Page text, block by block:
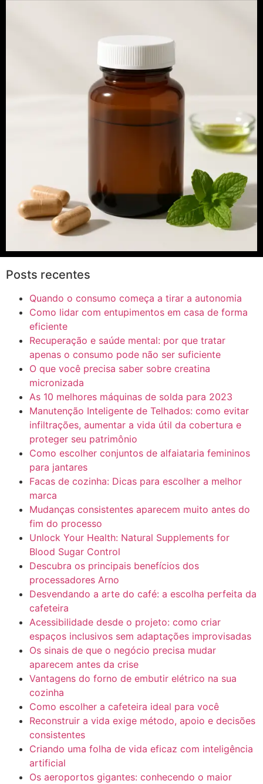
Posts recentes
Quando o consumo começa a tirar a autonomia
Como lidar com entupimentos em casa de forma
eficiente
Recuperação e saúde mental: por que tratar
apenas o consumo pode não ser suficiente
O que você precisa saber sobre creatina
micronizada
As 10 melhores máquinas de solda para 2023
Manutenção Inteligente de Telhados: como evitar
infiltrações, aumentar a vida útil da cobertura e
proteger seu patrimônio
Como escolher conjuntos de alfaiataria femininos
para jantares
Facas de cozinha: Dicas para escolher a melhor
marca
Mudanças consistentes aparecem muito antes do
fim do processo
Unlock Your Health: Natural Supplements for
Blood Sugar Control
Descubra os principais benefícios dos
processadores Arno
Desvendando a arte do café: a escolha perfeita da
cafeteira
Acessibilidade desde o projeto: como criar
espaços inclusivos sem adaptações improvisadas
Os sinais de que o negócio precisa mudar
aparecem antes da crise
Vantagens do forno de embutir elétrico na sua
cozinha
Como escolher a cafeteira ideal para você
Reconstruir a vida exige método, apoio e decisões
consistentes
Criando uma folha de vida eficaz com inteligência
artificial
Os aeroportos gigantes: conhecendo o maior